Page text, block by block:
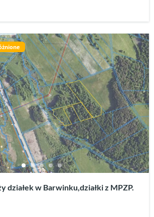
działek w Barwinku,działki z MPZP.